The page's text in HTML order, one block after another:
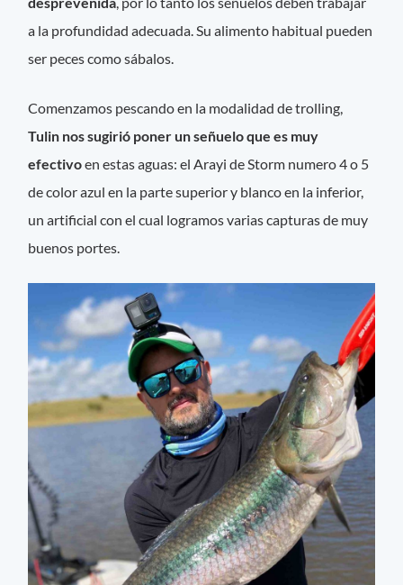
a la profundidad adecuada. Su alimento habitual pueden
ser peces como sábalos.
Comenzamos pescando en la modalidad de trolling,
Tulin nos sugirió poner un señuelo que es muy
efectivoen estas aguas: el Arayi de Storm numero 4 o 5
de color azul en la parte superior y blanco en la inferior,
un artificial con el cual logramos varias capturas de muy
buenos portes.